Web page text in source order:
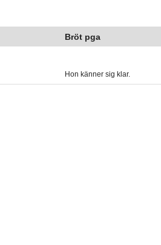
Bröt pga
Hon känner sig klar.